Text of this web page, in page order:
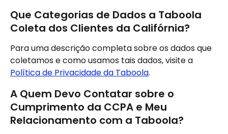
Que Categorias de Dados a Taboola
Coleta dos Clientes da Califórnia?
Para uma descrição completa sobre os dados que
coletamos e como usamos tais dados, visite a
Política de Privacidade da Taboola.
A Quem Devo Contatar sobre o
Cumprimento da CCPA e Meu
Relacionamento com a Taboola?